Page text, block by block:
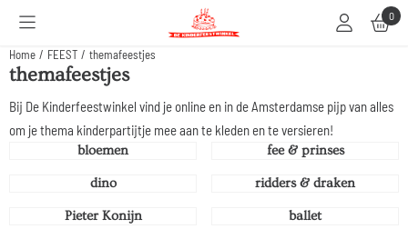
Cookievoorkeuren zijn beschikbaar. Kies instellingen of sta alle cookies toe.0
Home / FEEST / themafeestjes
themafeestjes
Bij De Kinderfeestwinkel vind je online en in de Amsterdamse pijp van alles
om je thema kinderpartijtje mee aan te kleden en te versieren!
bloemen fee & prinses
dino ridders & draken
Pieter Konijn ballet